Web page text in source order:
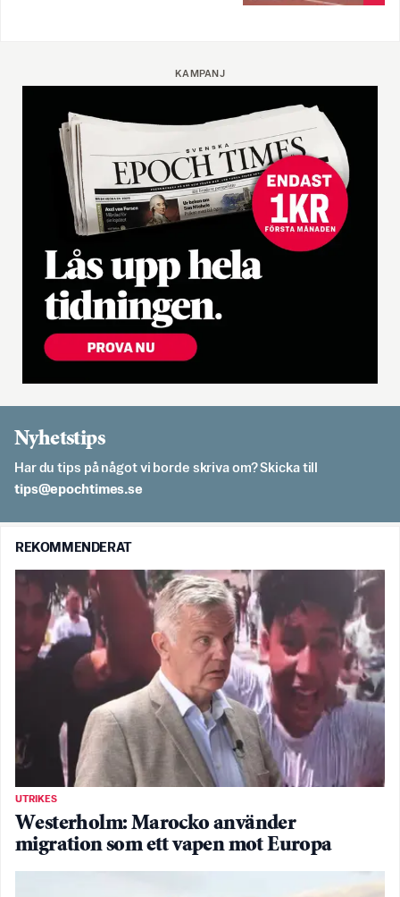
KAMPANJ
Nyhetstips
Har du tips på något vi borde skriva om? Skicka till
es.semithcope@spit
REKOMMENDERAT
UTRIKES
Westerholm: Marocko använder
migration som ett vapen mot Europa